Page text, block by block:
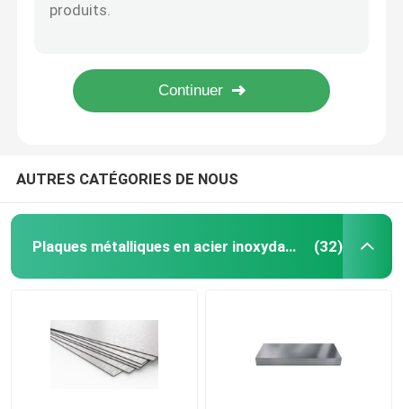
Tube de tuyau d'acier au carbone
Plaque d'acier galvanisé
en acier galvanisé
Tube en acier galvanisé
AUTRES CATÉGORIES DE NOUS
Plaques métalliques en acier inoxydable (32)